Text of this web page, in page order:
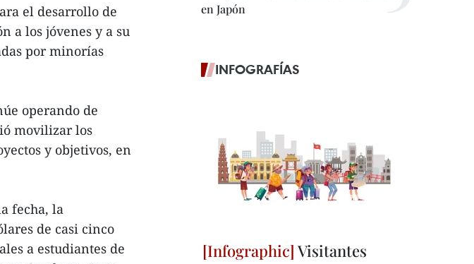
el desarrollo de
a los jóvenes y a su
por minorías
operando de
movilizar los
y objetivos, en
fecha, la
de casi cinco
a estudiantes de
en Japón
INFOGRAFÍAS
Visitantes